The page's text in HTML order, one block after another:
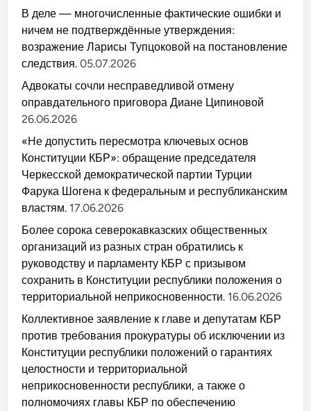
В деле — многочисленные фактические ошибки и
ничем не подтверждённые утверждения:
возражение Ларисы Тупцоковой на постановление
следствия. 05.07.2026
Адвокаты сочли несправедливой отмену
оправдательного приговора Диане Ципиновой
26.06.2026
«Не допустить пересмотра ключевых основ
Конституции КБР»: обращение председателя
Черкесской демократической партии Турции
Фарука Шогена к федеральным и республиканским
властям. 17.06.2026
Более сорока северокавказских общественных
организаций из разных стран обратились к
руководству и парламенту КБР с призывом
сохранить в Конституции республики положения о
территориальной неприкосновенности. 16.06.2026
Коллективное заявление к главе и депутатам КБР
против требования прокуратуры об исключении из
Конституции республики положений о гарантиях
целостности и территориальной
неприкосновенности республики, а также о
полномочиях главы КБР по обеспечению